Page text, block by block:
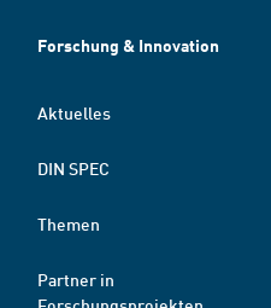
Forschung & Innovation
Aktuelles
DIN SPEC
Themen
Partner in